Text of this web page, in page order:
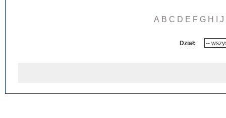
A B C D E F G H J
Dział: